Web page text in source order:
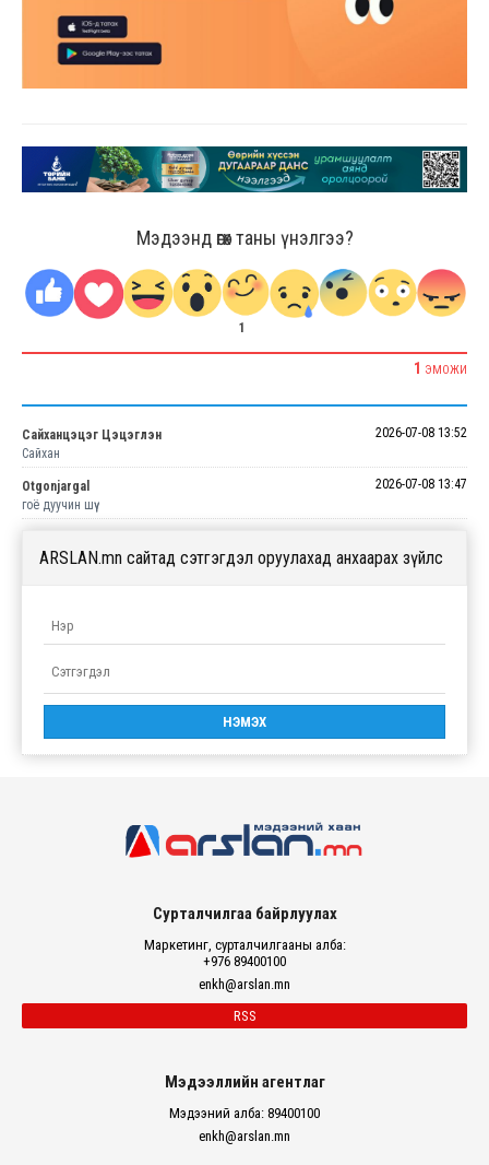
Мэдээнд өгөх таны үнэлгээ?
1
1 ЭМОЖИ
Сайханцэцэг Цэцэглэн
2026-07-08 13:52
Сайхан
Otgonjargal
2026-07-08 13:47
гоё дуучин шүү
ARSLAN.mn сайтад сэтгэгдэл оруулахад анхаарах зүйлс
Сурталчилгаа байрлуулах
Маркетинг, сурталчилгааны алба:
+976 89400100
enkh@arslan.mn
RSS
Мэдээллийн агентлаг
Мэдээний алба: 89400100
enkh@arslan.mn